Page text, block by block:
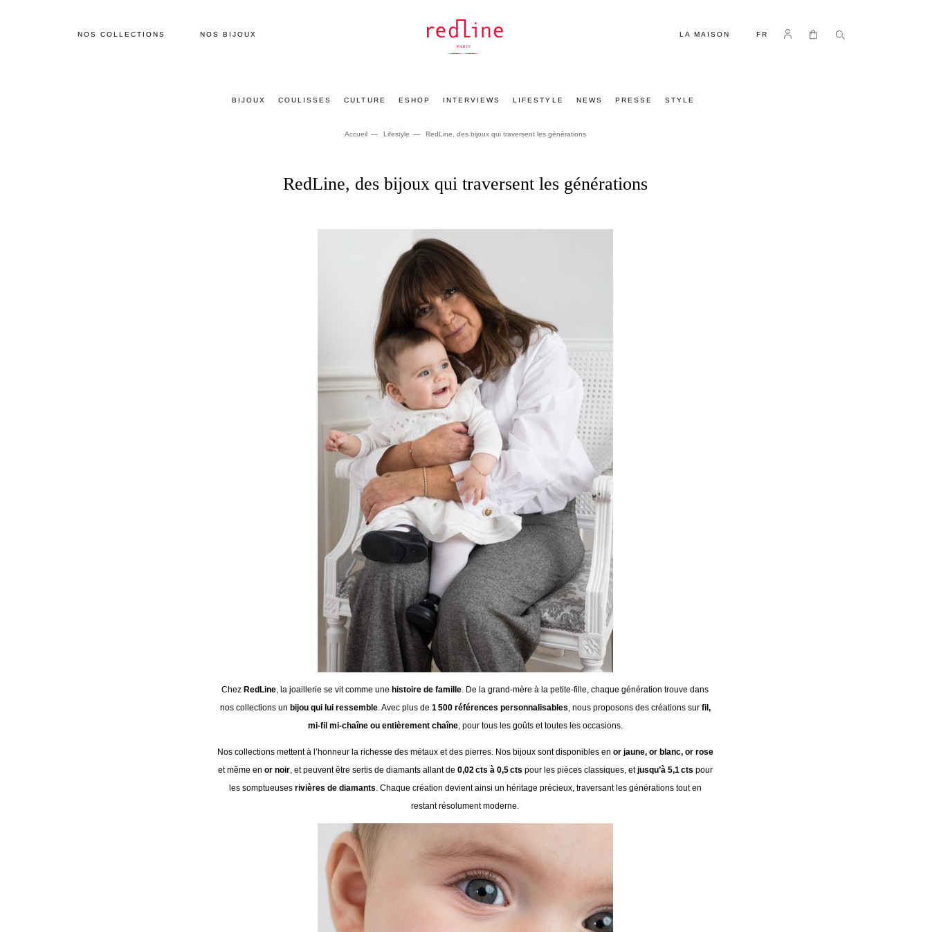
NOS COLLECTIONS NOS BIJOUX LA MAISON FR Se connecter
Mon panier
BIJOUX COULISSES CULTURE ESHOP INTERVIEWS LIFESTYLE NEWS PRESSE STYLE
Accueil Lifestyle RedLine, des bijoux qui traversent les générations
RedLine, des bijoux qui traversent les générations
Chez RedLine, la joaillerie se vit comme une histoire de famille. De la grand-mère à la petite-fille, chaque génération trouve dans
nos collections un bijou qui lui ressemble. Avec plus de 1 500 références personnalisables, nous proposons des créations sur fil,
mi-fil mi-chaîne ou entièrement chaîne, pour tous les goûts et toutes les occasions.
Nos collections mettent à l’honneur la richesse des métaux et des pierres. Nos bijoux sont disponibles en or jaune, or blanc, or rose
et même en or noir, et peuvent être sertis de diamants allant de 0,02 cts à 0,5 cts pour les pièces classiques, etjusqu’à 5,1 cts pour
les somptueuses rivières de diamants. Chaque création devient ainsi un héritage précieux, traversant les générations tout en
restant résolument moderne.